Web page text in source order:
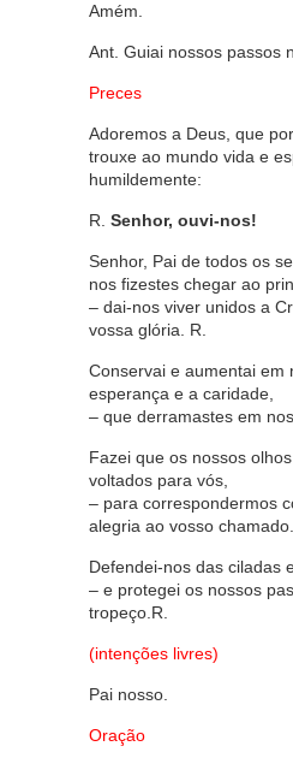
Amém.
Ant. Guiai nossos passos
Preces
Adoremos a Deus, que
trouxe ao mundo vida e
humildemente:
R. Senhor, ouvi-nos!
Senhor, Pai de todos os
nos fizestes chegar ao
– dai-nos viver unidos a
vossa glória. R.
Conservai e aumentai em
esperança e a caridade,
– que derramastes em
Fazei que os nossos
voltados para vós,
– para correspondermos
alegria ao vosso chamado.
Defendei-nos das ciladas
– e protegei os nossos
tropeço.R.
(intenções livres)
Pai nosso.
Oração